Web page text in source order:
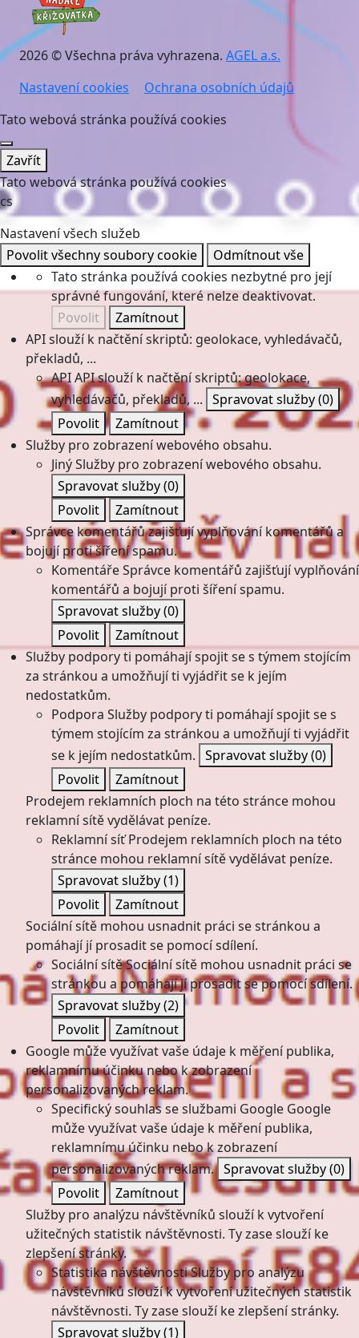
2026 © Všechna práva vyhrazena. AGEL a.s.
Nastavení cookies
Ochrana osobních údajů
Tato webová stránka používá cookies
Zavřít
Tato webová stránka používá cookies
cs
Nastavení všech služeb
Povolit všechny soubory cookie
Odmítnout vše
Tato stránka používá cookies nezbytné pro její
správné fungování, které nelze deaktivovat.
Povolit
Zamítnout
API slouží k načtění skriptů: geolokace, vyhledávačů,
překladů, ...
APIAPI slouží k načtění skriptů: geolokace,
vyhledávačů, překladů, ... Spravovat služby(0)
Povolit
Zamítnout
Služby pro zobrazení webového obsahu.
JinýSlužby pro zobrazení webového obsahu.
Spravovat služby(0)
Povolit
Zamítnout
Správce komentářů zajišťují vyplňování komentářů a
bojují proti šíření spamu.
KomentářeSprávce komentářů zajišťují vyplňování
komentářů a bojují proti šíření spamu.
Spravovat služby(0)
Povolit
Zamítnout
Služby podpory ti pomáhají spojit se s týmem stojícím
za stránkou a umožňují ti vyjádřit se k jejím
nedostatkům.
Podpora Služby podpory ti pomáhají spojit se s
týmem stojícím za stránkou a umožňují ti vyjádřit
se k jejím nedostatkům. Spravovat služby(0)
Povolit
Zamítnout
Prodejem reklamních ploch na této stránce mohou
reklamní sítě vydělávat peníze.
Reklamní síť Prodejem reklamních ploch na této
stránce mohou reklamní sítě vydělávat peníze.
Spravovat služby(1)
Povolit
Zamítnout
Sociální sítě mohou usnadnit práci se stránkou a
pomáhají jí prosadit se pomocí sdílení.
Sociální sítěSociální sítě mohou usnadnit práci se
stránkou a pomáhají jí prosadit se pomocí sdílení.
Spravovat služby(2)
Povolit
Zamítnout
Google může využívat vaše údaje k měření publika,
reklamnímu účinku nebo k zobrazení
personalizovaných reklam.
Specifický souhlas se službami Google Google
může využívat vaše údaje k měření publika,
reklamnímu účinku nebo k zobrazení
personalizovaných reklam. Spravovat služby(0)
Povolit
Zamítnout
Služby pro analýzu návštěvníků slouží k vytvoření
užitečných statistik návštěvnosti. Ty zase slouží ke
zlepšení stránky.
Statistika návštěvnostiSlužby pro analýzu
návštěvníků slouží k vytvoření užitečných statistik
návštěvnosti. Ty zase slouží ke zlepšení stránky.
Spravovat služby(1)